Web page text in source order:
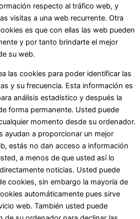
respecto al tráfico web, y
visitas a una web recurrente. Otra
es que con ellas las web pueden
y por tanto brindarte el mejor
su web.
las cookies para poder identificar las
y su frecuencia. Esta información es
análisis estadístico y después la
forma permanente. Usted puede
momento desde su ordenador.
ayudan a proporcionar un mejor
estás no dan acceso a información
a menos de que usted así lo
noticias. Usted puede
cookies, sin embargo la mayoría de
automáticamente pues sirve
web. También usted puede